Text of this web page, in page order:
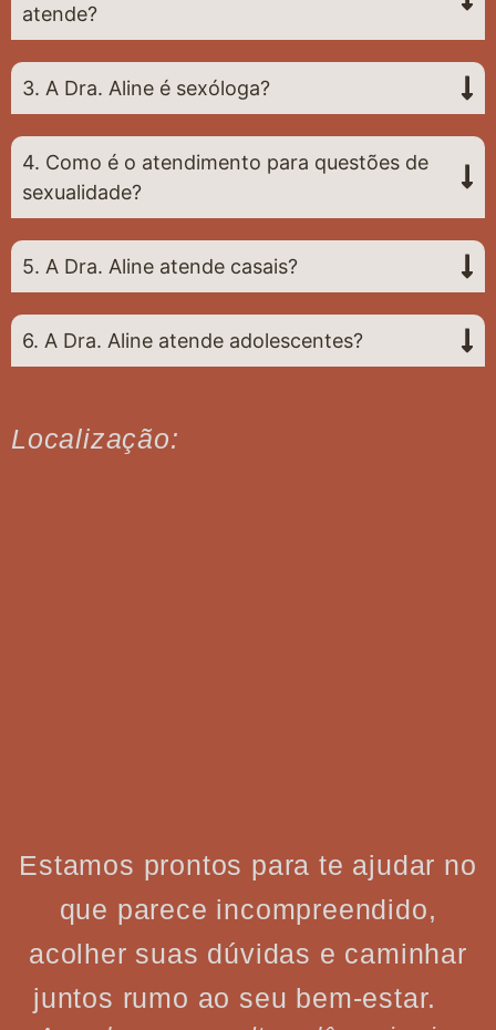
atende?
3. A Dra. Aline é sexóloga?
4. Como é o atendimento para questões de
sexualidade?
5. A Dra. Aline atende casais?
6. A Dra. Aline atende adolescentes?
Localização:
Estamos prontos para te ajudar no
que parece incompreendido,
acolher suas dúvidas e caminhar
juntos rumo ao seu bem-estar.